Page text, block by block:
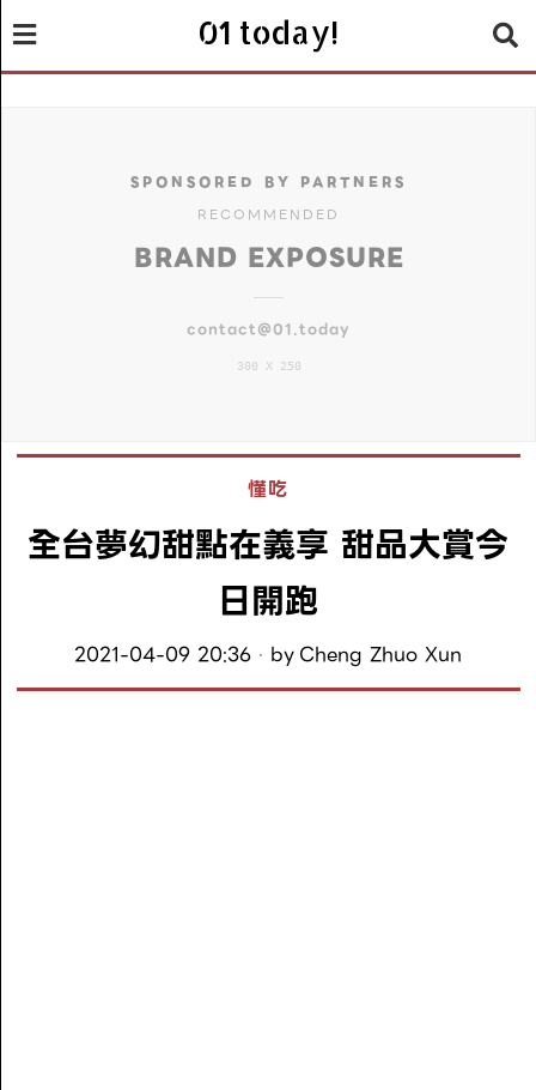
01 today!
SPONSORED BY PARTNERS
RECOMMENDED
BRAND EXPOSURE
contact@01.today
300 X 250
懂吃
全台夢幻甜點在義享 甜品大賞今
日開跑
2021-04-09 20:36 by Cheng Zhuo Xun